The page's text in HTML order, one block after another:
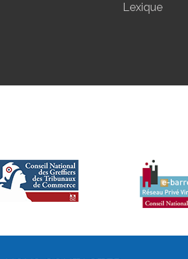
Lexique